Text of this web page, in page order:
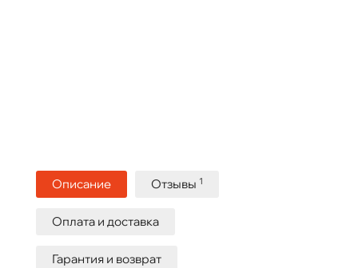
Описание Отзывы 1
Оплата и доставка
Гарантия и возврат